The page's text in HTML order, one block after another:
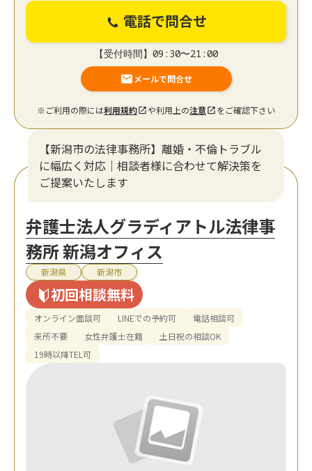
電話で問合せ
【受付時間】09:30〜21:00
メールで問合せ
※ご利用の際には利用規約 や利用上の注意 をご確認下さい
【新潟市の法律事務所】離婚・不倫トラブル
に幅広く対応｜相談者様に合わせて解決策を
ご提案いたします
弁護士法人グラディアトル法律事
務所 新潟オフィス
新潟県 新潟市
初回相談無料
オンライン面談可 LINEでの予約可
電話相談可
来所不要
女性弁護士在籍
土日祝の相談OK
19時以降TEL可